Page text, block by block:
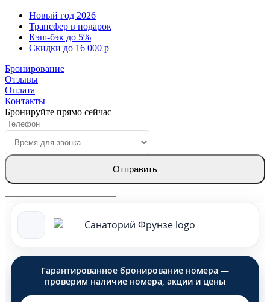
Новый год 2026
Трансфер в подарок
Кэш-бэк до 5%
Скидки до 16 000 р
Бронирование
Отзывы
Оплата
Контакты
Бронируйте прямо сейчас
Отправить